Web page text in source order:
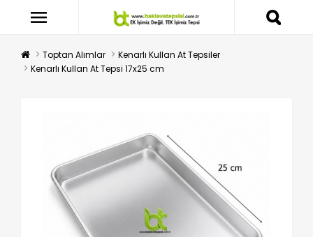
Toptan Alımlar
Kenarlı Kullan At Tepsiler
Kenarlı Kullan At Tepsi 17x25 cm